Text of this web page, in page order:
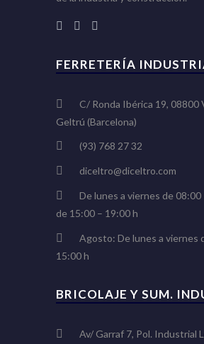
FERRETERÍA
C/ Ronda Ibérica 19, 08800
Geltrú (Barcelona)
(93) 768 27 32
diceltro@diceltro.com
De lunes a viernes de 08:00
de 15:00 – 19:00 h
Agosto: De lunes a viernes
15:00 h
BRICOLAJE Y SUM.
Av/ Garraf 7, Pol. Industrial